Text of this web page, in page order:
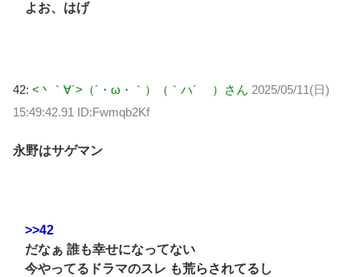
よお、はげ
42: <丶｀∀´>（´・ω・｀）（｀ハ´ ）さん 2025/05/11(日)
15:49:42.91 ID:Fwmqb2Kf
永野はサゲマン
>>42
だなぁ 誰も幸せになってない
今やってるドラマのスレ も荒らされてるし